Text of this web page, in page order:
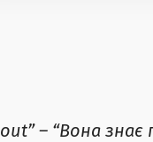
– “Вона